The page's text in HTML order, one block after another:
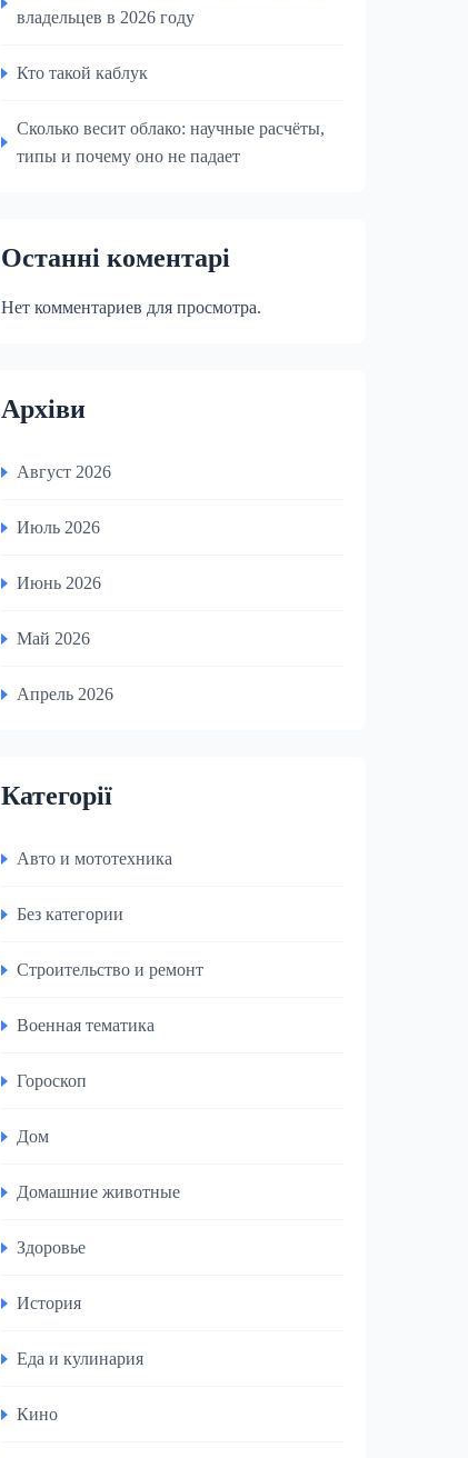
владельцев в 2026 году
Кто такой каблук
Сколько весит облако: научные расчёты,
типы и почему оно не падает
Останні коментарі
Нет комментариев для просмотра.
Архіви
Август 2026
Июль 2026
Июнь 2026
Май 2026
Апрель 2026
Категорії
Авто и мототехника
Без категории
Строительство и ремонт
Военная тематика
Гороскоп
Дом
Домашние животные
Здоровье
История
Еда и кулинария
Кино